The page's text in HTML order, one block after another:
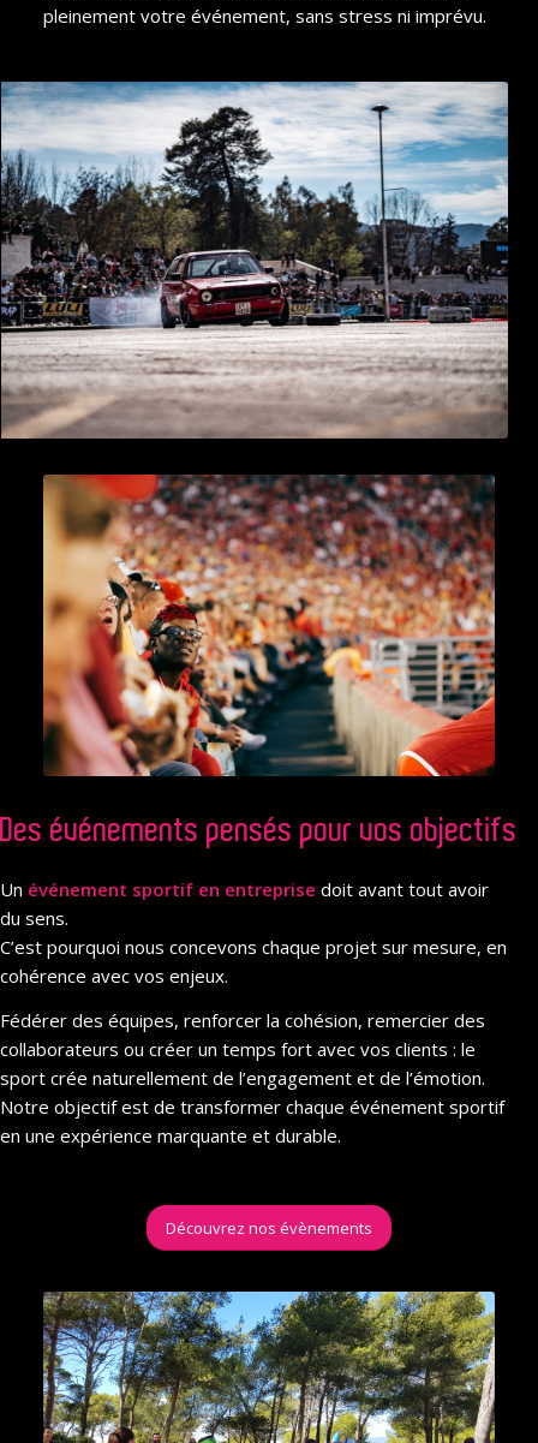
pleinement votre événement, sans stress ni imprévu.
Des événements pensés pour vos objectifs
Un événement sportif en entreprise doit avant tout avoir
du sens.
C’est pourquoi nous concevons chaque projet sur mesure, en
cohérence avec vos enjeux.
Fédérer des équipes, renforcer la cohésion, remercier des
collaborateurs ou créer un temps fort avec vos clients : le
sport crée naturellement de l’engagement et de l’émotion.
Notre objectif est de transformer chaque événement sportif
en une expérience marquante et durable.
Découvrez nos évènements